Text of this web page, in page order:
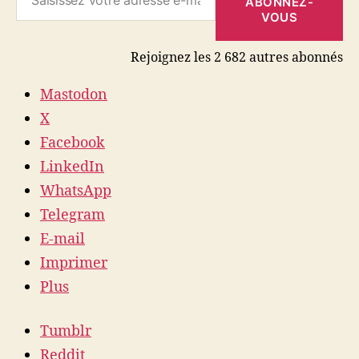
VOUS
Rejoignez les 2 682 autres abonnés
Mastodon
X
Facebook
LinkedIn
WhatsApp
Telegram
E-mail
Imprimer
Plus
Tumblr
Reddit